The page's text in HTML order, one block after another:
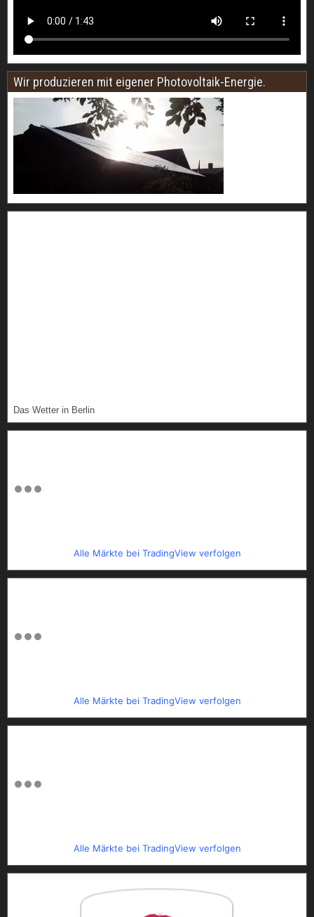
Wir produzieren mit eigener Photovoltaik-Energie.
Das Wetter in Berlin
Alle Märkte bei TradingView verfolgen
Alle Märkte bei TradingView verfolgen
Alle Märkte bei TradingView verfolgen